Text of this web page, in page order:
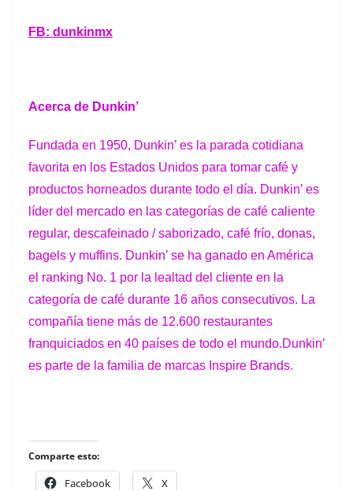
FB: dunkinmx
Acerca de Dunkin’
Fundada en 1950, Dunkin’ es la parada cotidiana
favorita en los Estados Unidos para tomar café y
productos horneados durante todo el día. Dunkin’ es
líder del mercado en las categorías de café caliente
regular, descafeinado /saborizado, café frío, donas,
bagels y muffins. Dunkin’ se ha ganado en América
el ranking No. 1 por la lealtad del cliente en la
categoría de café durante 16 años consecutivos. La
compañía tiene más de 12.600 restaurantes
franquiciados en 40 países de todo el mundo.Dunkin’
es parte de la familia de marcas Inspire Brands.
Comparte esto:
Facebook X